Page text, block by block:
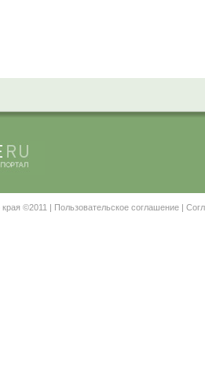
©2011 | Пользовательское соглашение |